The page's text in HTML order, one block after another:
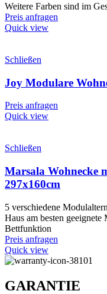
Weitere Farben sind im
Preis anfragen
Quick view
Schließen
Joy Modulare
Preis anfragen
Quick view
Schließen
Marsala Wohnecke
297x160cm
5 verschiedene
Haus am besten
Bettfunktion
Preis anfragen
Quick view
GARANTIE